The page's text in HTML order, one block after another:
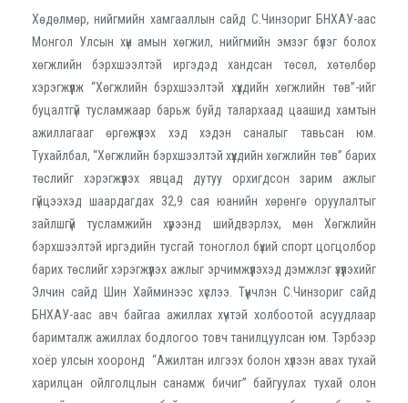
Хөдөлмөр, нийгмийн хамгааллын сайд С.Чинзориг БНХАУ-аас
Монгол Улсын хүн амын хөгжил, нийгмийн эмзэг бүлэг болох
хөгжлийн бэрхшээлтэй иргэдэд хандсан төсөл, хөтөлбөр
хэрэгжүүлж “Хөгжлийн бэрхшээлтэй хүүхдийн хөгжлийн төв”-ийг
буцалтгүй тусламжаар барьж буйд талархаад цаашид хамтын
ажиллагааг өргөжүүлэх хэд хэдэн саналыг тавьсан юм.
Тухайлбал, “Хөгжлийн бэрхшээлтэй хүүхдийн хөгжлийн төв” барих
төслийг хэрэгжүүлэх явцад дутуу орхигдсон зарим ажлыг
гүйцээхэд шаардагдах 32,9 сая юанийн хөрөнгө оруулалтыг
зайлшгүй тусламжийн хүрээнд шийдвэрлэх, мөн Хөгжлийн
бэрхшээлтэй иргэдийн тусгай тоноглол бүхий спорт цогцолбор
барих төслийг хэрэгжүүлэх ажлыг эрчимжүүлэхэд дэмжлэг үзүүлэхийг
Элчин сайд Шин Хайминээс хүслээ. Түүнчлэн С.Чинзориг сайд
БНХАУ-аас авч байгаа ажиллах хүчтэй холбоотой асуудлаар
баримталж ажиллах бодлогоо товч танилцуулсан юм. Тэрбээр
хоёр улсын хооронд “Ажилтан илгээх болон хүлээн авах тухай
харилцан ойлголцлын санамж бичиг” байгуулах тухай олон